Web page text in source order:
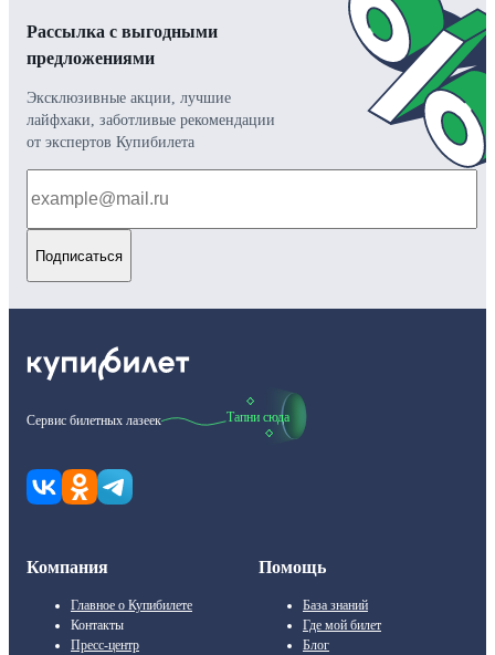
Рассылка с выгодными
предложениями
Эксклюзивные акции, лучшие
лайфхаки, заботливые рекомендации
от экспертов Купибилета
Подписаться
Сервис билетных лазеек Тапни сюда
Компания
Главное о Купибилете
Контакты
Пресс-центр
Помощь
База знаний
Где мой билет
Блог